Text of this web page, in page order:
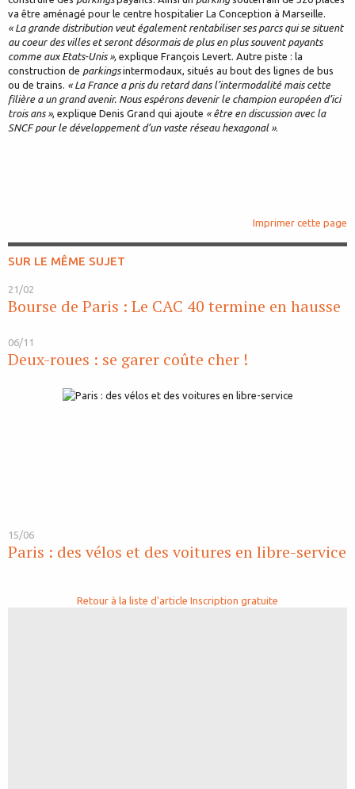
va être aménagé pour le centre hospitalier La Conception à Marseille.
« La grande distribution veut également rentabiliser ses parcs qui se situent
au coeur des villes et seront désormais de plus en plus souvent payants
comme aux Etats-Unis », explique François Levert. Autre piste : la
construction de parkingsintermodaux, situés au bout des lignes de bus
ou de trains. « La France a pris du retard dans l’intermodalité mais cette
filière a un grand avenir. Nous espérons devenir le champion européen d’ici
trois ans », explique Denis Grand qui ajoute « être en discussion avec la
SNCF pour le développement d’un vaste réseau hexagonal ».
Imprimer cette page
SUR LE MÊME SUJET
21/02
Bourse de Paris : Le CAC 40 termine en hausse
06/11
Deux-roues : se garer coûte cher !
15/06
Paris : des vélos et des voitures en libre-service
Retour à la liste d'article Inscription gratuite